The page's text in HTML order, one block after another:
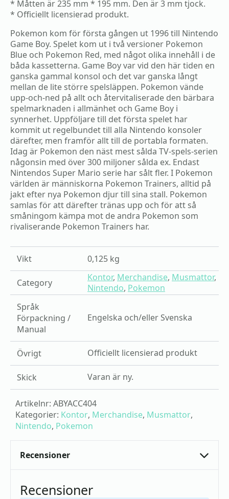
* Måtten är 235 mm * 195 mm. Den är 3 mm tjock.
* Officiellt licensierad produkt.
Pokemon kom för första gången ut 1996 till Nintendo
Game Boy. Spelet kom ut i två versioner Pokemon
Blue och Pokemon Red, med något olika innehåll i de
båda kassetterna. Game Boy var vid den här tiden en
ganska gammal konsol och det var ganska långt
mellan de lite större spelsläppen. Pokemon vände
upp-och-ned på allt och återvitaliserade den bärbara
spelmarknaden i allmänhet och Game Boy i
synnerhet. Uppföljare till det första spelet har
kommit ut regelbundet till alla Nintendo konsoler
därefter, men framför allt till de portabla formaten.
Idag är Pokemon den näst mest sålda TV-spels-serien
någonsin med över 300 miljoner sålda ex. Endast
Nintendos Super Mario serie har sålt fler. I Pokemon
världen är människorna Pokemon Trainers, alltid på
jakt efter nya Pokemon djur till sina stall. Pokemon
samlas för att därefter tränas upp och för att så
småningom kämpa mot de andra Pokemon som
rivaliserande Pokemon Trainers har.
Vikt 0,125 kg
Category Kontor, Merchandise, Musmattor,
Nintendo, Pokemon
Språk
Förpackning /
Manual
Engelska och/eller Svenska
Övrigt Officiellt licensierad produkt
Skick Varan är ny.
Artikelnr: ABYACC404
Kategorier: Kontor, Merchandise, Musmattor,
Nintendo, Pokemon
Recensioner
Recensioner